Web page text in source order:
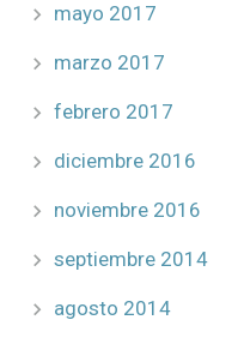
mayo 2017
marzo 2017
febrero 2017
diciembre 2016
noviembre 2016
septiembre 2014
agosto 2014